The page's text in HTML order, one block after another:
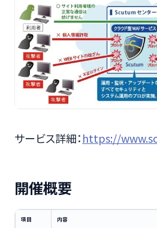
サービス詳細：https://
開催概要
項目 内容